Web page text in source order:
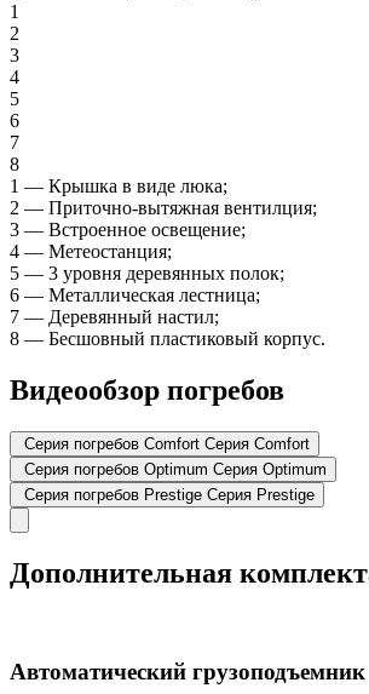
1
2
3
4
5
6
7
8
1 — Крышка в виде люка;
2 — Приточно-вытяжная вентилция;
3 — Встроенное освещение;
4 — Метеостанция;
5 — 3 уровня деревянных полок;
6 — Металлическая лестница;
7 — Деревянный настил;
8 — Бесшовный пластиковый корпус.
Видеообзор погребов
Серия погребов Comfort Серия Comfort
Серия погребов Optimum Серия Optimum
Серия погребов Prestige Серия Prestige
Дополнительная
Автоматический грузоподъемник